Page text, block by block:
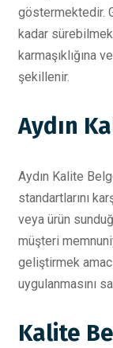
göstermektedir.
kadar
karmaşıklığına
şekillenir.
Aydın
Aydın Kalite
standartlarını
veya ürün
müşteri
geliştirmek
uygulanmasını
Kalite